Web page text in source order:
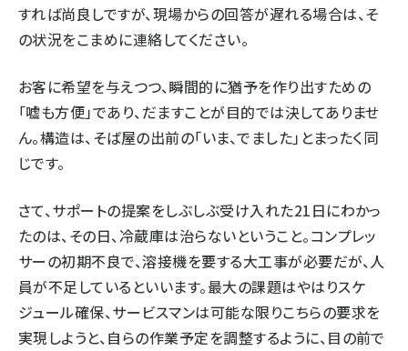
すれば尚良しですが、現場からの回答が遅れる場合は、そ
の状況をこまめに連絡してください。
お客に希望を与えつつ、瞬間的に猶予を作り出すための
「嘘も方便」であり、だますことが目的では決してありませ
ん。構造は、そば屋の出前の「いま、でました」とまったく同
じです。
さて、サポートの提案をしぶしぶ受け入れた21日にわかっ
たのは、その日、冷蔵庫は治らないということ。コンプレッ
サーの初期不良で、溶接機を要する大工事が必要だが、人
員が不足しているといいます。最大の課題はやはりスケ
ジュール確保、サービスマンは可能な限りこちらの要求を
実現しようと、自らの作業予定を調整するように、目の前で